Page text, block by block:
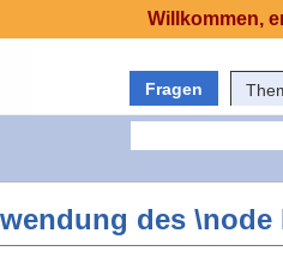
Fragen
des \node
Willkommen,